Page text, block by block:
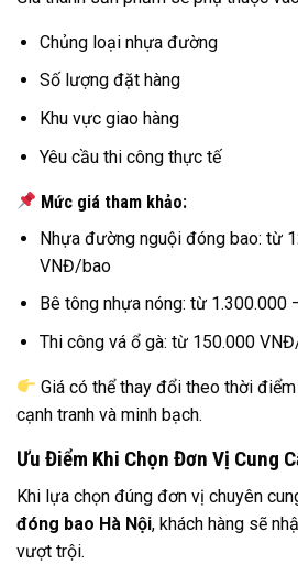
Chủng loại nhựa đường
Số lượng đặt hàng
Khu vực giao hàng
Yêu cầu thi công thực tế
Mức giá tham khảo:
Nhựa đường nguội đóng bao: từ
VNĐ/bao
Bê tông nhựa nóng: từ
Thi công vá ổ gà: từ 150.000
Giá có thể thay đổi theo thời
cạnh tranh và minh bạch.
Ưu Điểm Khi Chọn Đơn Vị Cung
Khi lựa chọn đúng đơn vị chuyên
đóng bao Hà Nội, khách hàng sẽ
vượt trội.